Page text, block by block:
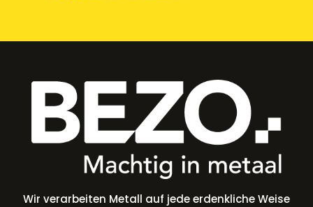
Wir verarbeiten Metall auf jede erdenkliche Weise